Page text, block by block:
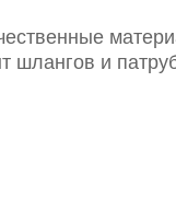
шлангов и